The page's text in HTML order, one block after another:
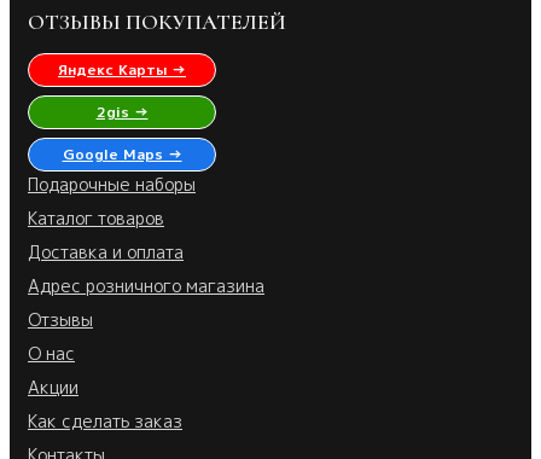
ОТЗЫВЫ ПОКУПАТЕЛЕЙ
Яндекс Карты →
2gis →
Google Maps →
Подарочные наборы
Каталог товаров
Доставка и оплата
Адрес розничного магазина
Отзывы
О нас
Акции
Как сделать заказ